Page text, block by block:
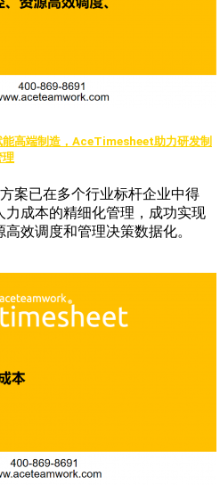
能高端制造，AceTimesheet助力研发制
理
案已在多个行业标杆企业中得
力成本的精细化管理，成功实现
效调度和管理决策数据化。